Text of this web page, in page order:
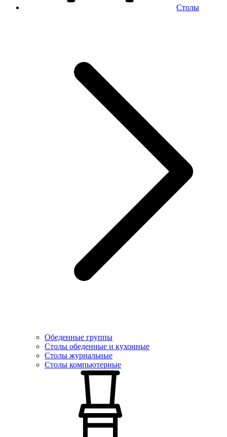
Столы
Обеденные группы
Столы обеденные и кухонные
Столы журнальные
Столы компьютерные